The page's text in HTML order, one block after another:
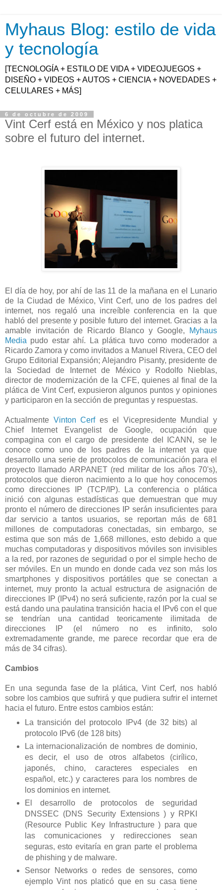
Myhaus Blog: estilo de vida
y tecnología
[TECNOLOGÍA + ESTILO DE VIDA + VIDEOJUEGOS +
DISEÑO + VIDEOS + AUTOS + CIENCIA + NOVEDADES +
CELULARES + MÁS]
6 de octubre de 2009
Vint Cerf está en México y nos platica
sobre el futuro del internet.
El día de hoy, por ahí de las 11 de la mañana en el Lunario
de la Ciudad de México, Vint Cerf, uno de los padres del
internet, nos regaló una increíble conferencia en la que
habló del presente y posible futuro del internet. Gracias a la
amable invitación de Ricardo Blanco y Google,
Myhaus
Media pudo estar ahí. La plática tuvo como moderador a
Ricardo Zamora y como invitados a Manuel Rivera, CEO del
Grupo Editorial Expansión; Alejandro Pisanty, presidente de
la Sociedad de Internet de México y Rodolfo Nieblas,
director de modernización de la CFE, quienes al final de la
plática de Vint Cerf, expusieron algunos puntos y opiniones
y participaron en la sección de preguntas y respuestas.
Actualmente Vinton Cerfes el Vicepresidente Mundial y
Chief Internet Evangelist de Google, ocupación que
compagina con el cargo de presidente del ICANN, se le
conoce como uno de los padres de la internet ya que
desarrollo una serie de protocolos de comunicación para el
proyecto llamado ARPANET (red militar de los años 70's),
protocolos que dieron nacimiento a lo que hoy conocemos
como direcciones IP (TCP/IP). La conferencia o plática
inició con algunas estadísticas que demuestran que muy
pronto el número de direcciones IP serán insuficientes para
dar servicio a tantos usuarios, se reportan más de 681
millones de computadoras conectadas, sin embargo, se
estima que son más de 1,668 millones, esto debido a que
muchas computadoras y dispositivos móviles son invisibles
a la red, por razones de seguridad o por el simple hecho de
ser móviles. En un mundo en donde cada vez son más los
smartphones y dispositivos portátiles que se conectan a
internet, muy pronto la actual estructura de asignación de
direcciones IP (IPv4) no será suficiente, razón por la cual se
está dando una paulatina transición hacia el IPv6 con el que
se tendrían una cantidad teoricamente ilimitada de
direcciones IP (el número no es infinito, solo
extremadamente grande, me parece recordar que era de
más de 34 cifras).
Cambios
En una segunda fase de la plática, Vint Cerf, nos habló
sobre los cambios que sufrirá y que pudiera sufrir el internet
hacia el futuro. Entre estos cambios están:
La transición del protocolo IPv4 (de 32 bits) al
protocolo IPv6 (de 128 bits)
La internacionalización de nombres de dominio,
es decir, el uso de otros alfabetos (cirílico,
japonés, chino, caracteres especiales en
español, etc.) y caracteres para los nombres de
los dominios en internet.
El desarrollo de protocolos de seguridad
DNSSEC (DNS Security Extensions ) y RPKI
(Resource Public Key Infrastructure ) para que
las comunicaciones y redirecciones sean
seguras, esto evitaría en gran parte el problema
de phishing y de malware.
Sensor Networks o redes de sensores, como
ejemplo Vint nos platicó que en su casa tiene